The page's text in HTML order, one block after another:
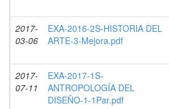
2017-
03-06
EXA-2016-2S-HISTORIA DEL
ARTE-3-Mejora.pdf
2017-
07-11
EXA-2017-1S-
ANTROPOLOGÍA DEL
DISEÑO-1-1Par.pdf